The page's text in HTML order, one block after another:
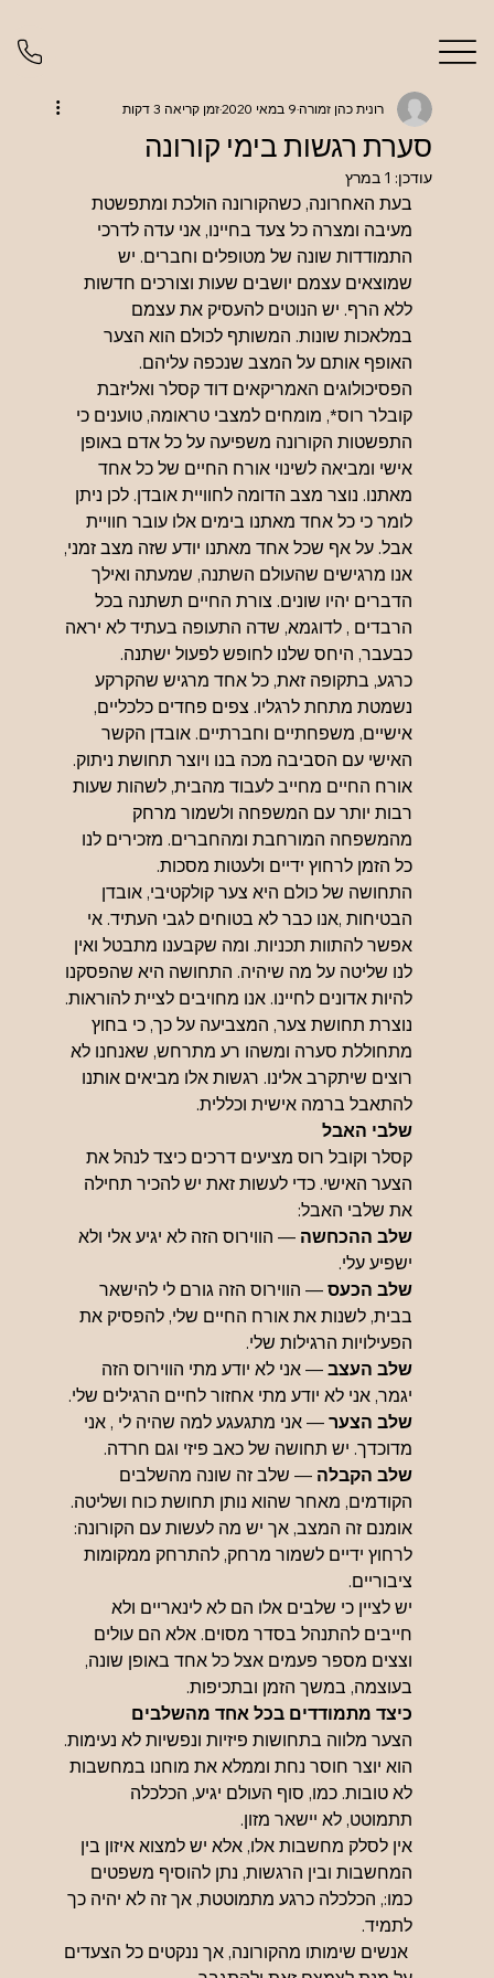
סערת רגשות בימי קורונה
רונית כהן זמורה9 במאי 2020 זמן קריאה 3 דקות
עודכן: 1 במרץ
בעת האחרונה, כשהקורונה הולכת ומתפשטת
מעיבה ומצרה כל צעד בחיינו, אני עדה לדרכי
התמודדות שונה של מטופלים וחברים. יש
שמוצאים עצמם יושבים שעות וצורכים חדשות
ללא הרף. יש הנוטים להעסיק את עצמם
במלאכות שונות. המשותף לכולם הוא הצער
האופף אותם על המצב שנכפה עליהם.
הפסיכולוגים האמריקאים דוד קסלר ואליזבת
קובלר רוס*, מומחים למצבי טראומה, טוענים כי
התפשטות הקורונה משפיעה על כל אדם באופן
אישי ומביאה לשינוי אורח החיים של כל אחד
מאתנו. נוצר מצב הדומה לחוויית אובדן. לכן ניתן
לומר כי כל אחד מאתנו בימים אלו עובר חוויית
אבל. על אף שכל אחד מאתנו יודע שזה מצב זמני,
אנו מרגישים שהעולם השתנה, שמעתה ואילך
הדברים יהיו שונים. צורת החיים תשתנה בכל
הרבדים , לדוגמא, שדה התעופה בעתיד לא יראה
כבעבר, היחס שלנו לחופש לפעול ישתנה.
כרגע, בתקופה זאת, כל אחד מרגיש שהקרקע
נשמטת מתחת לרגליו. צפים פחדים כלכליים,
אישיים, משפחתיים וחברתיים. אובדן הקשר
האישי עם הסביבה מכה בנו ויוצר תחושת ניתוק.
אורח החיים מחייב לעבוד מהבית, לשהות שעות
רבות יותר עם המשפחה ולשמור מרחק
מהמשפחה המורחבת ומהחברים. מזכירים לנו
כל הזמן לרחוץ ידיים ולעטות מסכות.
התחושה של כולם היא צער קולקטיבי, אובדן
הבטיחות ,אנו כבר לא בטוחים לגבי העתיד. אי
אפשר להתוות תכניות. ומה שקבענו מתבטל ואין
לנו שליטה על מה שיהיה. התחושה היא שהפסקנו
להיות אדונים לחיינו. אנו מחויבים לציית להוראות.
נוצרת תחושת צער, המצביעה על כך, כי בחוץ
מתחוללת סערה ומשהו רע מתרחש, שאנחנו לא
רוצים שיתקרב אלינו. רגשות אלו מביאים אותנו
להתאבל ברמה אישית וכללית.
שלבי האבל
קסלר וקובל רוס מציעים דרכים כיצד לנהל את
הצער האישי. כדי לעשות זאת יש להכיר תחילה
את שלבי האבל:
שלב ההכחשה — הווירוס הזה לא יגיע אלי ולא
ישפיע עלי.
שלב הכעס — הווירוס הזה גורם לי להישאר
בבית, לשנות את אורח החיים שלי, להפסיק את
הפעילויות הרגילות שלי.
שלב העצב — אני לא יודע מתי הווירוס הזה
יגמר, אני לא יודע מתי אחזור לחיים הרגילים שלי.
שלב הצער — אני מתגעגע למה שהיה לי , אני
מדוכדך. יש תחושה של כאב פיזי וגם חרדה.
שלב הקבלה — שלב זה שונה מהשלבים
הקודמים, מאחר שהוא נותן תחושת כוח ושליטה.
אומנם זה המצב, אך יש מה לעשות עם הקורונה:
לרחוץ ידיים לשמור מרחק, להתרחק ממקומות
ציבוריים.
יש לציין כי שלבים אלו הם לא לינאריים ולא
חייבים להתנהל בסדר מסוים. אלא הם עולים
וצצים מספר פעמים אצל כל אחד באופן שונה,
בעוצמה, במשך הזמן ובתכיפות.
כיצד מתמודדים בכל אחד מהשלבים
הצער מלווה בתחושות פיזיות ונפשיות לא נעימות.
הוא יוצר חוסר נחת וממלא את מוחנו במחשבות
לא טובות. כמו, סוף העולם יגיע, הכלכלה
תתמוטט, לא יישאר מזון.
אין לסלק מחשבות אלו, אלא יש למצוא איזון בין
המחשבות ובין הרגשות, נתן להוסיף משפטים
כמו:, הכלכלה כרגע מתמוטטת, אך זה לא יהיה כך
לתמיד.
אנשים שימותו מהקורונה, אך ננקטים כל הצעדים